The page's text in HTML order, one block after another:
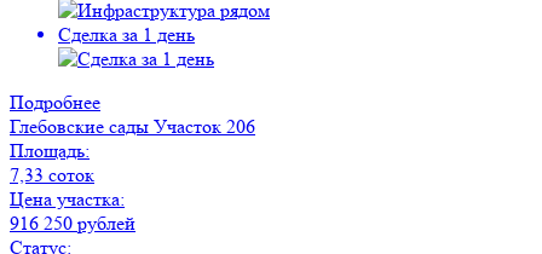
Сделка за 1 день
Подробнее
Глебовские сады Участок 206
Площадь:
7,33 соток
Цена участка:
916 250 рублей
Статус: